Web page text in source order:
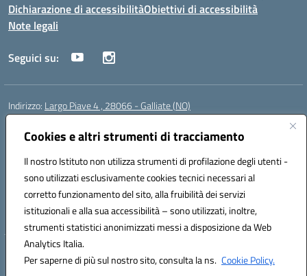
Cookies e altri strumenti di tracciamento
Il nostro Istituto non utilizza strumenti di profilazione degli utenti -
sono utilizzati esclusivamente cookies tecnici necessari al
corretto funzionamento del sito, alla fruibilità dei servizi
istituzionali e alla sua accessibilità – sono utilizzati, inoltre,
strumenti statistici anonimizzati messi a disposizione da Web
Analytics Italia.
Per saperne di più sul nostro sito, consulta la ns. Cookie Policy.
Dichiarazione di accessibilitàObiettivi di accessibilità
Note legali
Seguici su:
Indirizzo: Largo Piave 4 , 28066 - Galliate (NO)
Centralino:
Posta elettronica certificata (PEC):noic818005@pec.istruzione.it
Codice fiscale: 80012920031
Codice meccanografico:NOIC818005
Codice Indice delle Pubbliche Amministrazioni (IPA): istsc_noic818005
Codice unico di fatturazione (CUF): UF6KHS
Hosting & Powered by 3D Solution S.r.l.
Concept & Design by Designers Italia